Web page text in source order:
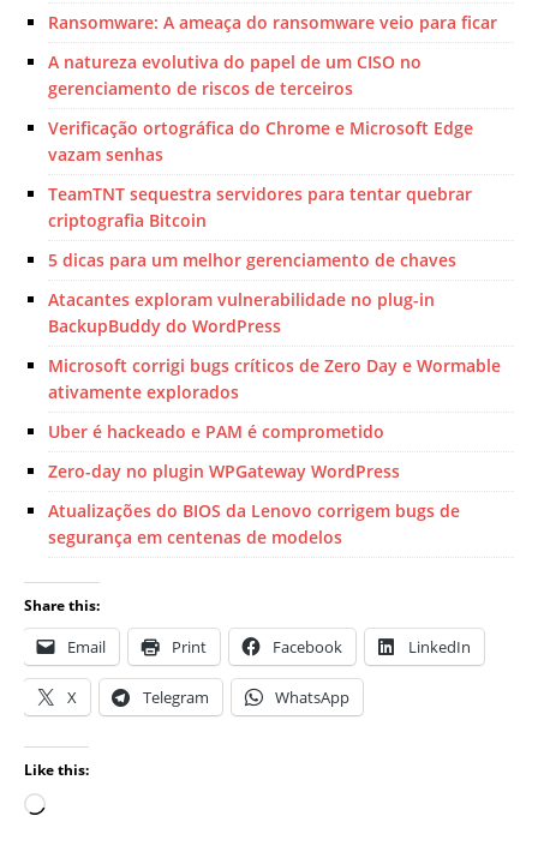
Ransomware: A ameaça do ransomware veio para ficar
A natureza evolutiva do papel de um CISO no
gerenciamento de riscos de terceiros
Verificação ortográfica do Chrome e Microsoft Edge
vazam senhas
TeamTNT sequestra servidores para tentar quebrar
criptografia Bitcoin
5 dicas para um melhor gerenciamento de chaves
Atacantes exploram vulnerabilidade no plug-in
BackupBuddy do WordPress
Microsoft corrigi bugs críticos de Zero Day e Wormable
ativamente explorados
Uber é hackeado e PAM é comprometido
Zero-day no plugin WPGateway WordPress
Atualizações do BIOS da Lenovo corrigem bugs de
segurança em centenas de modelos
Share this:
Email Print Facebook LinkedIn
X Telegram WhatsApp
Like this: